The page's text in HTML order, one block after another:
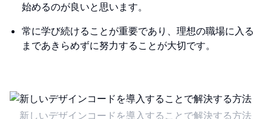
始めるのが良いと思います。
常に学び続けることが重要であり、理想の職場に入る
まであきらめずに努力することが大切です。
新しいデザインコードを導入することで解決する方法